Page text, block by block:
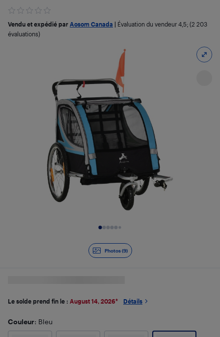
Photos (9)
Vendu et expédié par Aosom Canada Évaluation du vendeur 4,5; (2 203
évaluations)
Le solde prend fin le : August 14, 2026* Détails
Couleur: Bleu